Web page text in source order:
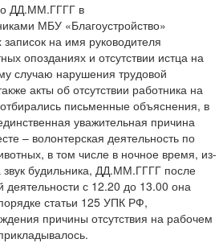
ДД.ММ.ГГГГ в
МБУ «Благоустройство»
на имя руководителя
опозданиях и отсутствии истца на
случаю нарушения трудовой
акты об отсутствии работника на
письменные объяснения, в
уважительная причина
– волонтерская деятельность по
в том числе в ночное время, из-
будильника, ДД.ММ.ГГГГ после
деятельности с 12.20 до 13.00 она
статьи 125 УПК РФ,
причины отсутствия на рабочем